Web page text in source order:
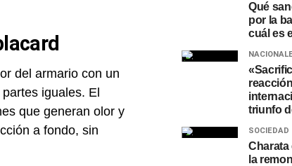
del armario con un
partes iguales. El
que generan olor y
a fondo, sin
Qué
por la
cuál es
triunfo
SOCIEDAD
Charata
la